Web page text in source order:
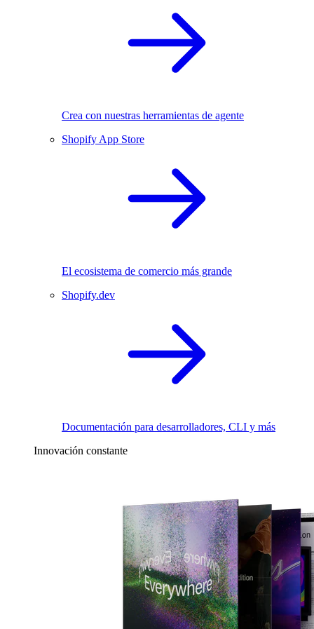
Crea con nuestras herramientas de agente
Shopify App Store
El ecosistema de comercio más grande
Shopify.dev
Documentación para desarrolladores, CLI y más
Innovación constante